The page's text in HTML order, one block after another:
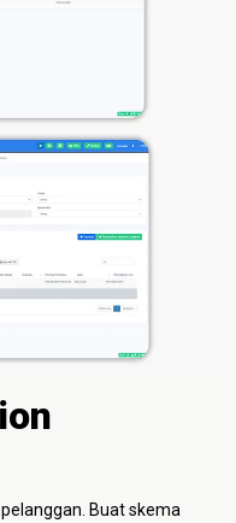
Buat skema